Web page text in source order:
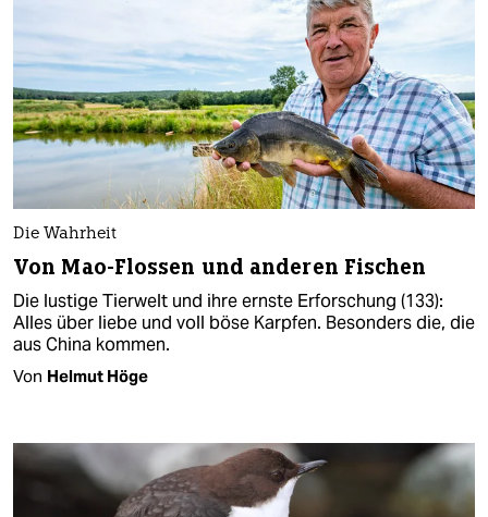
Die Wahrheit
Von Mao-Flossen und anderen Fischen
Die lustige Tierwelt und ihre ernste Erforschung (133):
Alles über liebe und voll böse Karpfen. Besonders die, die
aus China kommen.
Von Helmut Höge